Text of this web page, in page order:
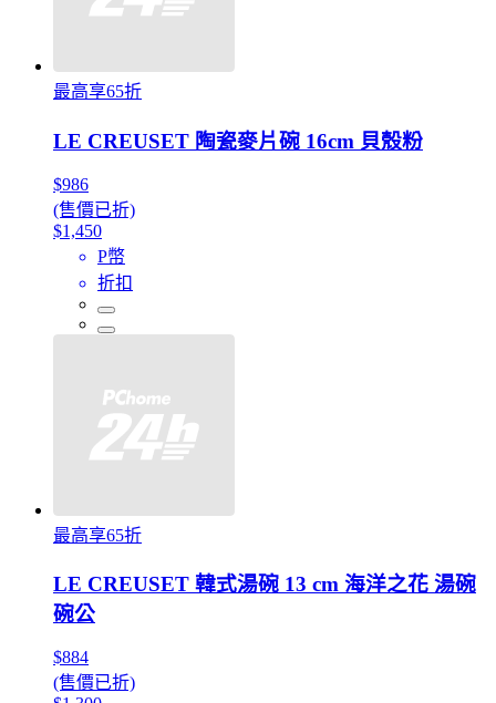
最高享65折
LE CREUSET 陶瓷麥片碗 16cm 貝殼粉
$986
(售價已折)
$1,450
P幣
折扣
最高享65折
LE CREUSET 韓式湯碗 13 cm 海洋之花 湯碗
碗公
$884
(售價已折)